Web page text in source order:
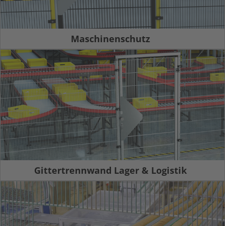
Maschinenschutz
Gittertrennwand Lager & Logistik